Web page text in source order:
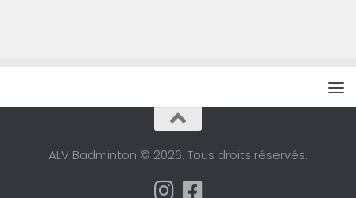
ALV Badminton © 2026. Tous droits réservés.